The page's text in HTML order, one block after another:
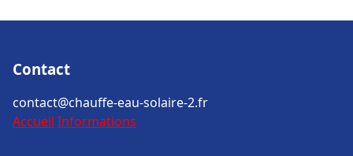
Contact
contact@chauffe-eau-solaire-2.fr
Accueil Informations